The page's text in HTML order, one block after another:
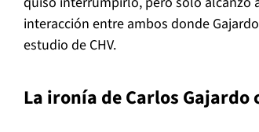
interacción entre ambos donde
estudio de CHV.
La ironía de Carlos Gajardo